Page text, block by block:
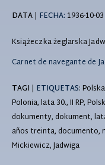
DATA| FECHA: 1936-10-03
Książeczka żeglarska
Carnet de navegante de
TAGI | ETIQUETAS:
Polonia, lata 30., II RP,
dokumenty, dokument,
años treinta, documento,
Mickiewicz, Jadwiga